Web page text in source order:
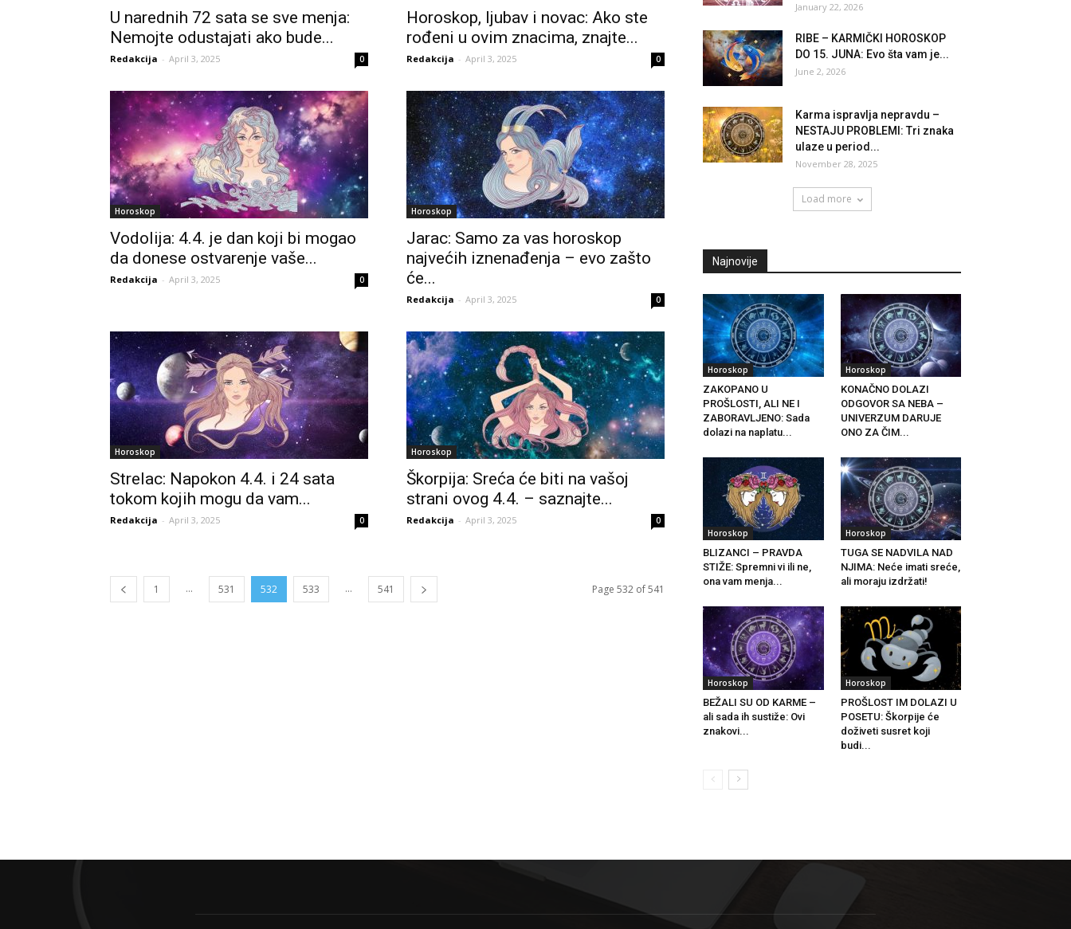
U narednih 72 sata se sve menja:
Nemojte odustajati ako bude...
Redakcija - April 3, 2025 0
Horoskop, ljubav i novac: Ako ste
rođeni u ovim znacima, znajte...
Redakcija - April 3, 2025 0
Horoskop
Vodolija: 4.4. je dan koji bi mogao
da donese ostvarenje vaše...
Redakcija - April 3, 2025 0
Horoskop
Jarac: Samo za vas horoskop
najvećih iznenađenja – evo zašto
će...
Redakcija - April 3, 2025 0
Horoskop
Strelac: Napokon 4.4. i 24 sata
tokom kojih mogu da vam...
Redakcija - April 3, 2025 0
Horoskop
Škorpija: Sreća će biti na vašoj
strani ovog 4.4. – saznajte...
Redakcija - April 3, 2025 0
1 ... 531 532 533 ... 541 Page 532 of 541
January 22, 2026
RIBE – KARMIČKI HOROSKOP
DO 15. JUNA: Evo šta vam je...
June 2, 2026
Karma ispravlja nepravdu –
NESTAJU PROBLEMI: Tri znaka
ulaze u period...
November 28, 2025
Load more
Najnovije
Horoskop
ZAKOPANO U
PROŠLOSTI, ALI NE I
ZABORAVLJENO: Sada
dolazi na naplatu...
Horoskop
KONAČNO DOLAZI
ODGOVOR SA NEBA –
UNIVERZUM DARUJE
ONO ZA ČIM...
Horoskop
BLIZANCI – PRAVDA
STIŽE: Spremni vi ili ne,
ona vam menja...
Horoskop
TUGA SE NADVILA NAD
NJIMA: Neće imati sreće,
ali moraju izdržati!
Horoskop
BEŽALI SU OD KARME –
ali sada ih sustiže: Ovi
znakovi...
Horoskop
PROŠLOST IM DOLAZI U
POSETU: Škorpije će
doživeti susret koji
budi...